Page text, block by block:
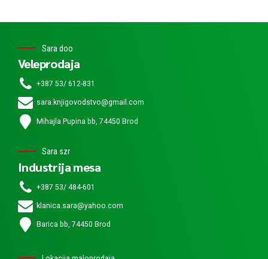
Sara doo
Veleprodaja
+387 53/ 612-831
sara.knjigovodstvo@gmail.com
Mihajla Pupina bb, 74450 Brod
Sara szr
Industrija mesa
+387 53/ 484-601
klanica.sara@yahoo.com
Barica bb, 74450 Brod